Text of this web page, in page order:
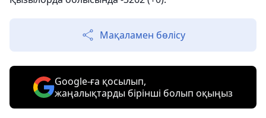
Мақаламен бөлісу
Google-ға қосылып,
жаңалықтарды бірінші болып оқыңыз